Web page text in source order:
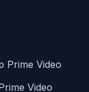
Prime Video
Video